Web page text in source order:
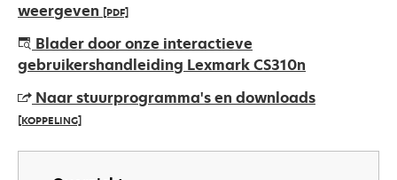
weergeven [PDF]
opens
in
new
tab
Blader door onze interactieve
gebruikershandleiding Lexmark CS310n
Naar stuurprogramma's en downloads
[KOPPELING]
opens